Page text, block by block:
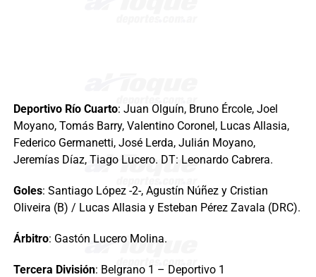
Deportivo Río Cuarto: Juan Olguín, Bruno Ércole, Joel
Moyano, Tomás Barry, Valentino Coronel, Lucas Allasia,
Federico Germanetti, José Lerda, Julián Moyano,
Jeremías Díaz, Tiago Lucero. DT: Leonardo Cabrera.
Goles: Santiago López -2-, Agustín Núñez y Cristian
Oliveira (B) / Lucas Allasia y Esteban Pérez Zavala (DRC).
Árbitro: Gastón Lucero Molina.
Tercera División: Belgrano 1 – Deportivo 1